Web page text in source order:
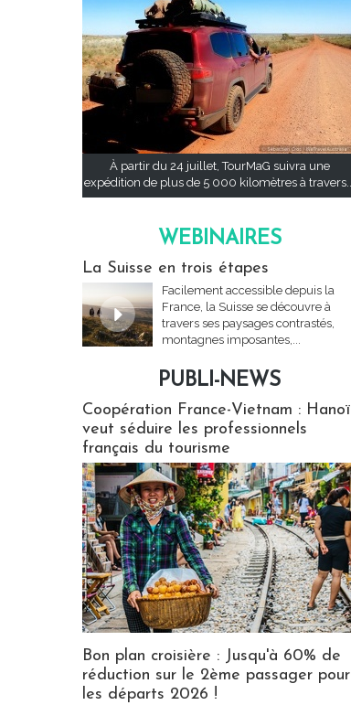
À partir du 24 juillet, TourMaG suivra une
expédition de plus de 5 000 kilomètres à travers...
WEBINAIRES
La Suisse en trois étapes
Facilement accessible depuis la
France, la Suisse se découvre à
travers ses paysages contrastés,
montagnes imposantes,...
PUBLI-NEWS
Coopération France-Vietnam : Hanoï
veut séduire les professionnels
français du tourisme
Bon plan croisière : Jusqu'à 60% de
réduction sur le 2ème passager pour
les départs 2026 !